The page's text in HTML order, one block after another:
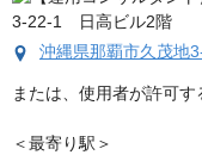
沖縄県那覇市久茂
または、使用者が許可す
＜最寄り駅＞